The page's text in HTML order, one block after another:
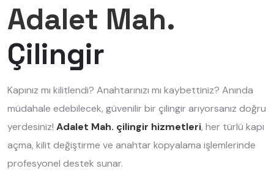
Adalet Mah.
Çilingir
Kapınız mı kilitlendi? Anahtarınızı mı kaybettiniz? Anında
müdahale edebilecek, güvenilir bir çilingir arıyorsanız doğru
yerdesiniz! Adalet Mah. çilingir hizmetleri, her türlü kapı
açma, kilit değiştirme ve anahtar kopyalama işlemlerinde
profesyonel destek sunar.